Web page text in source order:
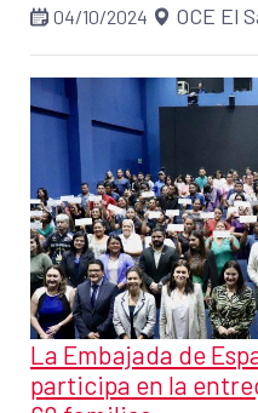
04/10/2024 OCE El
La Embajada de
participa en la